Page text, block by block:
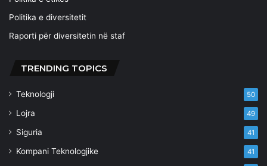
Politika e diversitetit
Raporti për diversitetin në staf
TRENDING TOPICS
Teknologji 50
Lojra 49
Siguria 41
Kompani Teknologjike 41